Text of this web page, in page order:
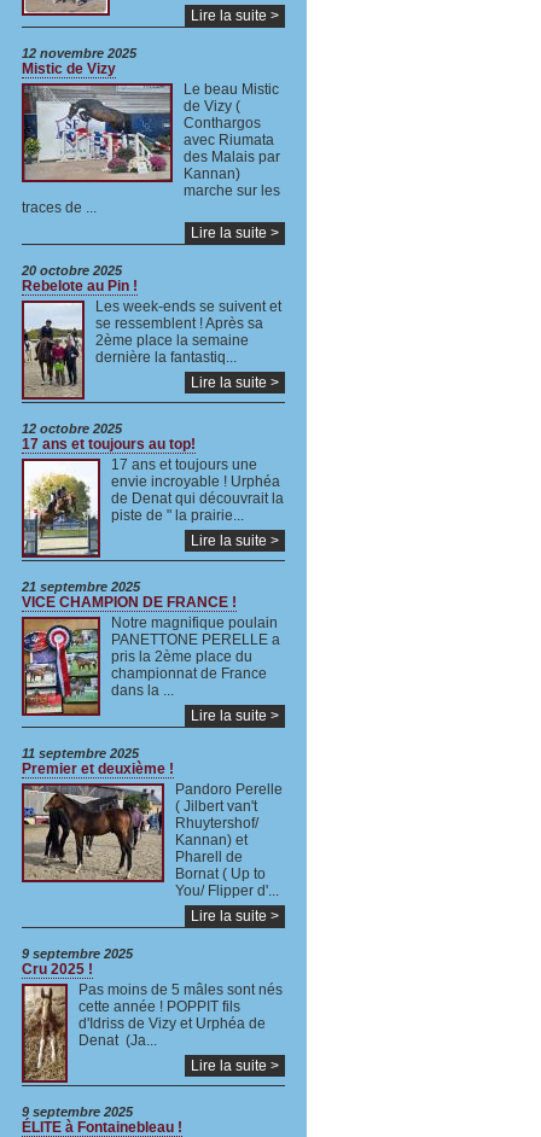
Lire la suite >
12 novembre 2025
Mistic de Vizy
Le beau Mistic
de Vizy (
Conthargos
avec Riumata
des Malais par
Kannan)
marche sur les
traces de ...
Lire la suite >
20 octobre 2025
Rebelote au Pin !
Les week-ends se suivent et
se ressemblent ! Après sa
2ème place la semaine
dernière la fantastiq...
Lire la suite >
12 octobre 2025
17 ans et toujours au top!
17 ans et toujours une
envie incroyable ! Urphéa
de Denat qui découvrait la
piste de " la prairie...
Lire la suite >
21 septembre 2025
VICE CHAMPION DE FRANCE !
Notre magnifique poulain
PANETTONE PERELLE a
pris la 2ème place du
championnat de France
dans la ...
Lire la suite >
11 septembre 2025
Premier et deuxième !
Pandoro Perelle
( Jilbert van't
Rhuytershof/
Kannan) et
Pharell de
Bornat ( Up to
You/ Flipper d'...
Lire la suite >
9 septembre 2025
Cru 2025 !
Pas moins de 5 mâles sont nés
cette année ! POPPIT fils
d'Idriss de Vizy et Urphéa de
Denat (Ja...
Lire la suite >
9 septembre 2025
ÉLITE à Fontainebleau !